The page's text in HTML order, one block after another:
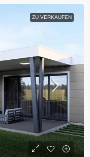
ZU VERKAUFEN